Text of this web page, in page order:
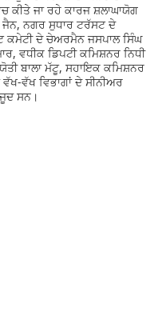
ਕੀਤੇ ਜਾ ਰਹੇ ਕਾਰਜ ਸ਼ਲਾਘਾਯੋਗ
ਨਗਰ ਸੁਧਾਰ ਟਰੱਸਟ ਦੇ
ਕਮੇਟੀ ਦੇ ਚੇਅਰਮੈਨ ਜਸਪਾਲ ਸਿੰਘ
ਵਧੀਕ ਡਿਪਟੀ ਕਮਿਸ਼ਨਰ ਨਿਧੀ
ਬਾਲਾ ਮੱਟੂ, ਸਹਾਇਕ ਕਮਿਸ਼ਨਰ
ਵੱਖ ਵਿਭਾਗਾਂ ਦੇ ਸੀਨੀਅਰ
ਸਨ।